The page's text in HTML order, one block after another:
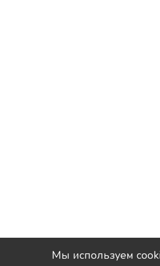
Мы используем